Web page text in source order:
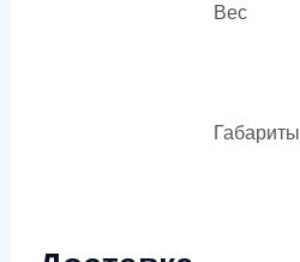
Вес
Габариты